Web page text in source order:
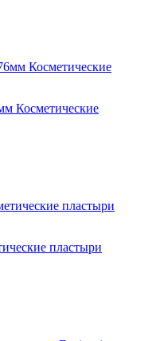
Косметические
пластыри